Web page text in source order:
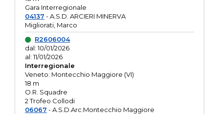
Gara Interregionale
04137 - A.S.D. ARCIERI MINERVA
Migliorati, Marco
R2606004
dal: 10/01/2026
al: 11/01/2026
Interregionale
Veneto: Montecchio Maggiore (VI)
18 m
O.R. Squadre
2 Trofeo Collodi
06067 - A.S.D.Arc.Montecchio Maggiore